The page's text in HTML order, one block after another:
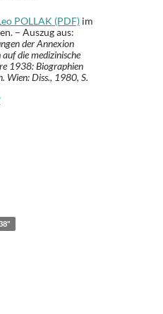
POLLAK (PDF) im
– Auszug aus:
der Annexion
die medizinische
1938: Biographien
Wien: Diss., 1980, S.
1938 [94]